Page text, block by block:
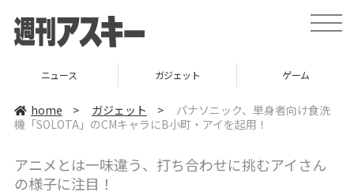
t
o
a
v
ニュース ガジェット ゲーム
home > ガジェット >
パナソニック、単身者向け食洗
機「SOLOTA」のCMキャラにB小町・アイを起用！
アニメとは一味違う、打ち合わせに挑むアイさん
の様子に注目！